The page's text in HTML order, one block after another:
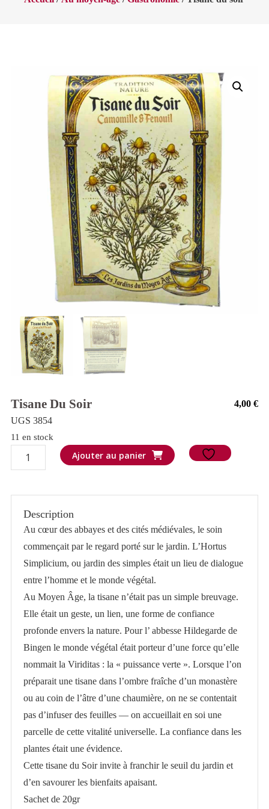
Tisane Du Soir 4,00€
UGS 3854
11 en stock
quantité
de
soir
Ajouter au panier
Description
Au cœur des abbayes et des cités médiévales, le soin
commençait par le regard porté sur le jardin. L’Hortus
Simplicium, ou jardin des simples était un lieu de dialogue
entre l’homme et le monde végétal.
Au Moyen Âge, la tisane n’était pas un simple breuvage.
Elle était un geste, un lien, une forme de confiance
profonde envers la nature. Pour l’ abbesse Hildegarde de
Bingen le monde végétal était porteur d’une force qu’elle
nommait la Viriditas : la « puissance verte ». Lorsque l’on
préparait une tisane dans l’ombre fraîche d’un monastère
ou au coin de l’âtre d’une chaumière, on ne se contentait
pas d’infuser des feuilles — on accueillait en soi une
parcelle de cette vitalité universelle. La confiance dans les
plantes était une évidence.
Cette tisane du Soir invite à franchir le seuil du jardin et
d’en savourer les bienfaits apaisant.
Sachet de 20gr